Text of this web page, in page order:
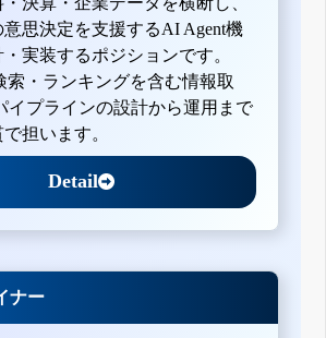
思決定を支援するAI Agent機
実装するポジションです。
索・ランキングを含む情報取
イプラインの設計から運用まで
担います。
Detail
ナー